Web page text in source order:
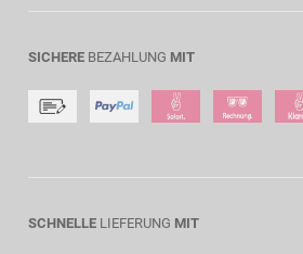
SICHERE BEZAHLUNG MIT
SCHNELLE LIEFERUNG MIT